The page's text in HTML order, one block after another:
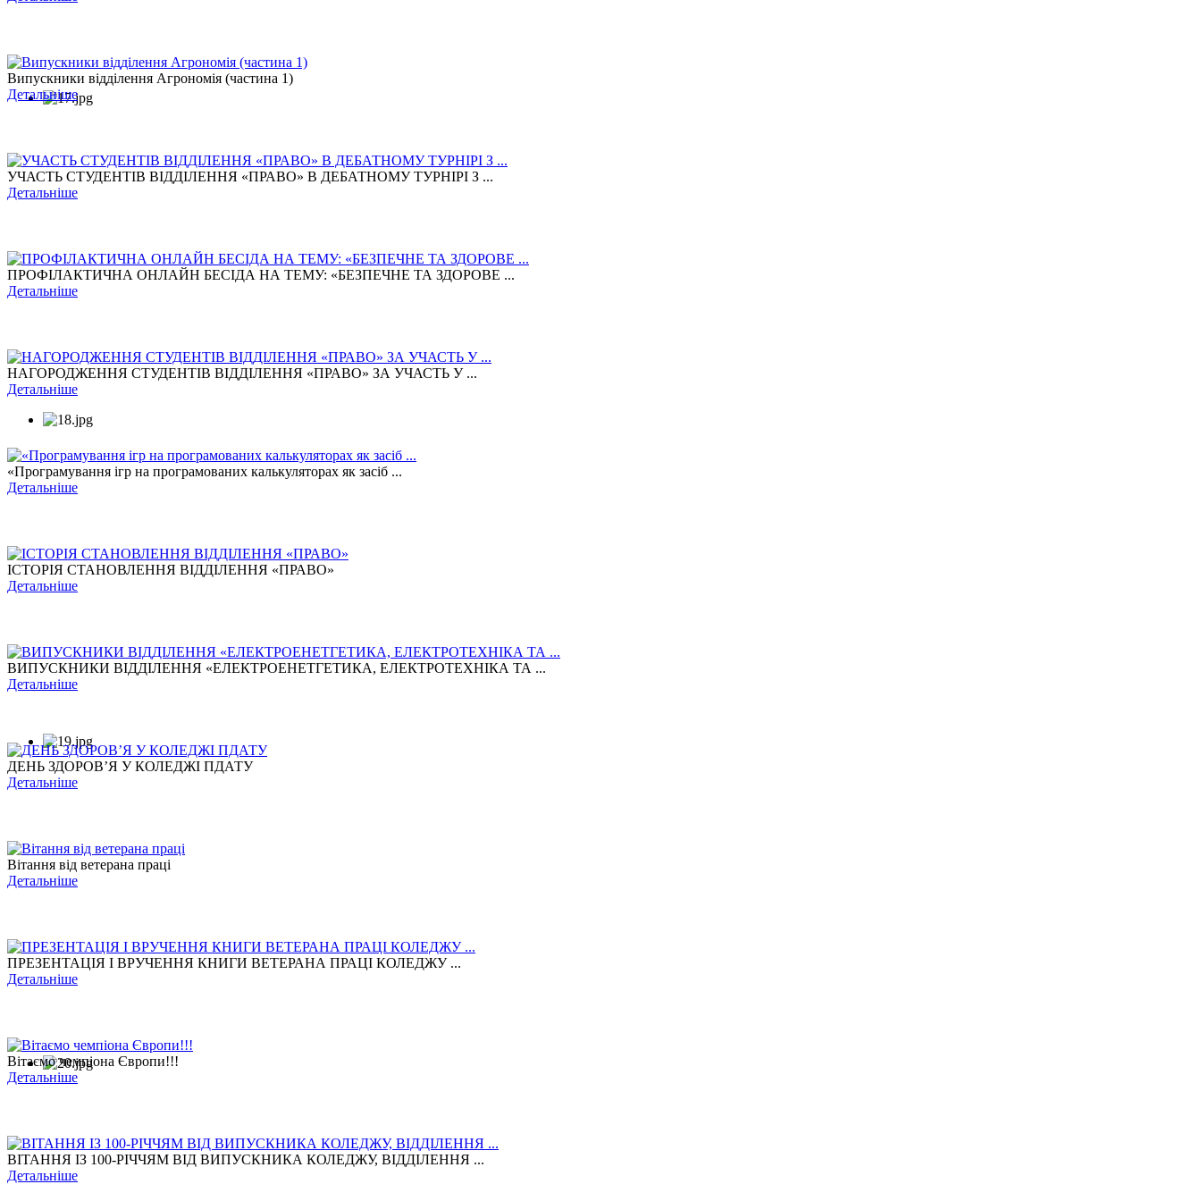
Випускники відділення Агрономія (частина 1)
Детальніше
УЧАСТЬ СТУДЕНТІВ ВІДДІЛЕННЯ «ПРАВО» В ДЕБАТНОМУ ТУРНІРІ З ...
Детальніше
ПРОФІЛАКТИЧНА ОНЛАЙН БЕСІДА НА ТЕМУ: «БЕЗПЕЧНЕ ТА ЗДОРОВЕ ...
Детальніше
НАГОРОДЖЕННЯ СТУДЕНТІВ ВІДДІЛЕННЯ «ПРАВО» ЗА УЧАСТЬ У ...
Детальніше
«Програмування ігр на програмованих калькуляторах як засіб ...
Детальніше
ІСТОРІЯ СТАНОВЛЕННЯ ВІДДІЛЕННЯ «ПРАВО»
Детальніше
ВИПУСКНИКИ ВІДДІЛЕННЯ «ЕЛЕКТРОЕНЕТГЕТИКА, ЕЛЕКТРОТЕХНІКА ТА ...
Детальніше
ДЕНЬ ЗДОРОВ’Я У КОЛЕДЖІ ПДАТУ
Детальніше
Вітання від ветерана праці
Детальніше
ПРЕЗЕНТАЦІЯ І ВРУЧЕННЯ КНИГИ ВЕТЕРАНА ПРАЦІ КОЛЕДЖУ ...
Детальніше
Вітаємо чемпіона Європи!!!
Детальніше
ВІТАННЯ ІЗ 100-РІЧЧЯМ ВІД ВИПУСКНИКА КОЛЕДЖУ, ВІДДІЛЕННЯ ...
Детальніше